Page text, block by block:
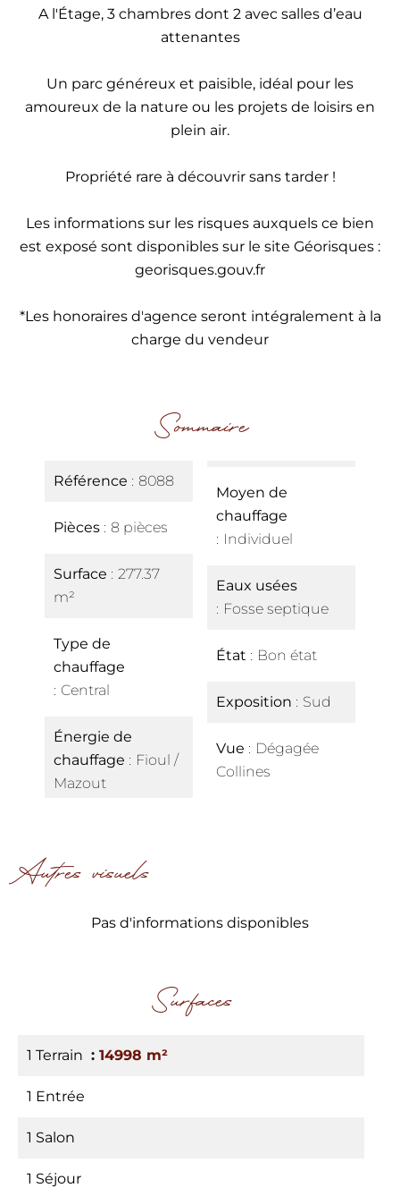
A l'Étage, 3 chambres dont 2 avec salles d’eau
attenantes
Un parc généreux et paisible, idéal pour les
amoureux de la nature ou les projets de loisirs en
plein air.
Propriété rare à découvrir sans tarder !
Les informations sur les risques auxquels ce bien
est exposé sont disponibles sur le site Géorisques :
georisques.gouv.fr
*Les honoraires d'agence seront intégralement à la
charge du vendeur
Sommaire
Référence 8088
Pièces 8 pièces
Surface
277.37
m²
Type de
chauffage
Central
Énergie de
chauffage
Fioul /
Mazout
Moyen de
chauffage
Individuel
Eaux usées
Fosse septique
État Bon état
Exposition Sud
Vue
Dégagée
Collines
Autres visuels
Pas d'informations disponibles
Surfaces
1 Terrain 14998 m²
1 Entrée
1 Salon
1 Séjour